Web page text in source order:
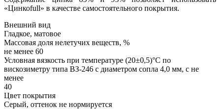
«Цинкоfull» в качестве самостоятельного покрытия.
Внешний вид
Гладкое, матовое
Массовая доля нелетучих веществ, %
не менее 60
Условная вязкость при температуре (20±0,5)°С по
вискозиметру типа ВЗ-246 с диаметром сопла 4,0 мм, с не
менее
40
Цвет покрытия
Серый, оттенок не нормируется